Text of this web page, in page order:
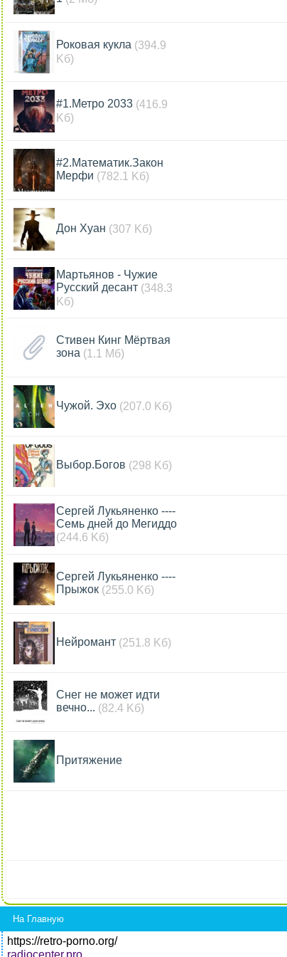
Роковая кукла (394.9
Kб)
#1.Метро 2033 (416.9
Kб)
#2.Математик.Закон
Мерфи (782.1 Kб)
Дон Хуан (307 Kб)
Мартьянов - Чужие
Русский десант (348.3
Kб)
Стивен Кинг Мёртвая
зона (1.1 Мб)
Чужой. Эхо (207.0 Kб)
Выбор.Богов (298 Kб)
Сергей Лукьяненко ----
Семь дней до Мегиддо
(244.6 Kб)
Сергей Лукьяненко ----
Прыжок (255.0 Kб)
Нейромант (251.8 Kб)
Снег не может идти
вечно... (82.4 Kб)
Притяжение
На Главную
https://retro-porno.org/